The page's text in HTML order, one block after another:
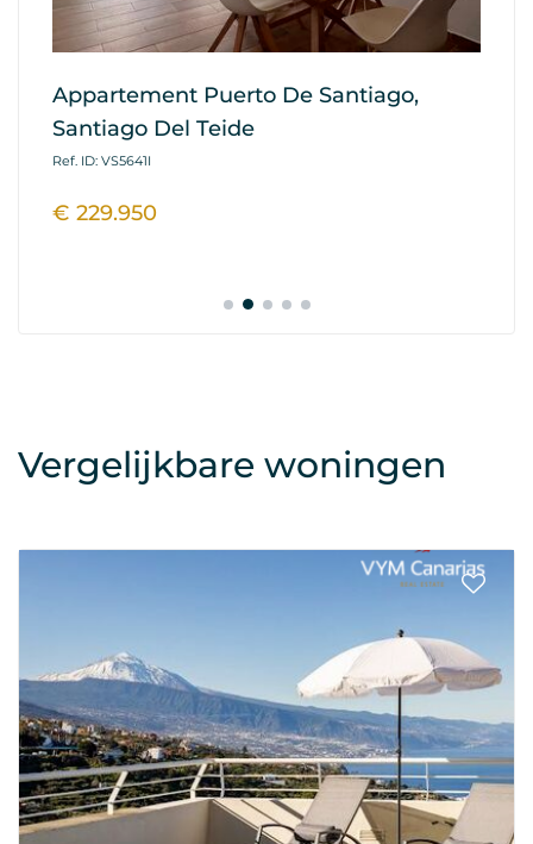
Appartement Puerto De Santiago,
Santiago Del Teide
Ref. ID: VS5641I
€ 229.950
Vergelijkbare woningen